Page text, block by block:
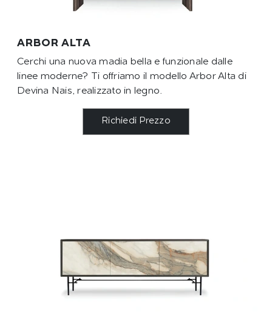
ARBOR ALTA
Cerchi una nuova madia bella e funzionale dalle
linee moderne? Ti offriamo il modello Arbor Alta di
Devina Nais, realizzato in legno.
Richiedi Prezzo